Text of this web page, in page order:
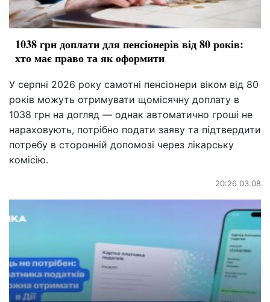
1038 грн доплати для пенсіонерів від 80 років:
хто має право та як оформити
У серпні 2026 року самотні пенсіонери віком від 80
років можуть отримувати щомісячну доплату в
1038 грн на догляд — однак автоматично гроші не
нараховують, потрібно подати заяву та підтвердити
потребу в сторонній допомозі через лікарську
комісію.
20:26 03.08